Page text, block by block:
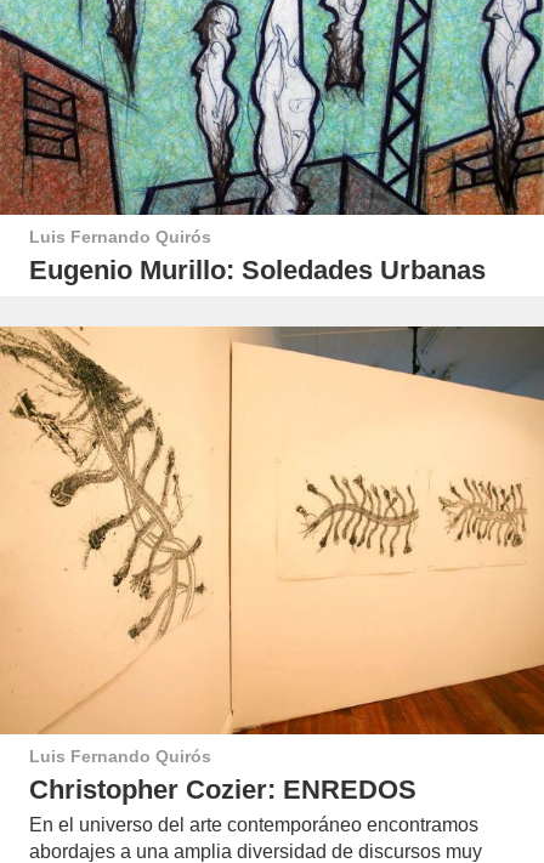
Luis Fernando Quirós
Eugenio Murillo: Soledades Urbanas
Luis Fernando Quirós
Christopher Cozier: ENREDOS
En el universo del arte contemporáneo encontramos
abordajes a una amplia diversidad de discursos muy